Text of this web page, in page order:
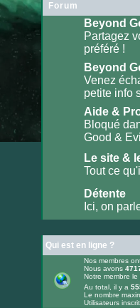
Forum
Aucun
message
non
Beyond
Partagez
préféré !
Aucun
message
non
lu
Beyond
Venez
petite info
Aucun
non
Aide &
Bloqué
Good &
non
Le site &
Tout ce
Aucun
message
lu
Détente
Ici, on
Qui est en ligne ?
Nos membres
Nous avons
Notre membre
Au total, il y a
Le nombre
Utilisateurs